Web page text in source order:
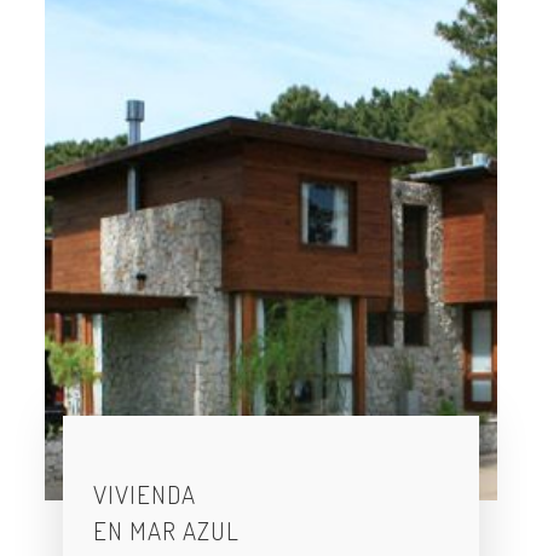
VIVIENDA
EN MAR AZUL